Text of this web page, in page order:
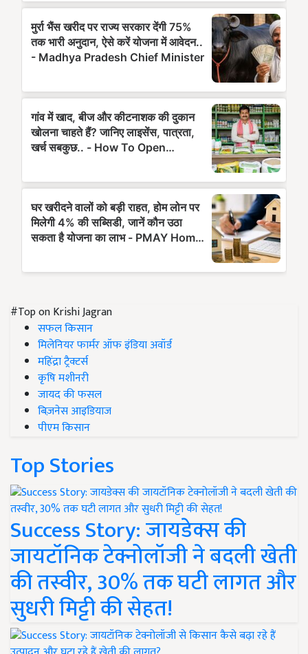
#Top on Krishi Jagran
सफल किसान
मिलेनियर फार्मर ऑफ इंडिया अवॉर्ड
महिंद्रा ट्रैक्टर्स
कृषि मशीनरी
जायद की फसल
बिज़नेस आइडियाज
पीएम किसान
Top Stories
Success Story: जायडेक्स की
जायटॉनिक टेक्नोलॉजी ने बदली खेती
की तस्वीर, 30% तक घटी लागत और
सुधरी मिट्टी की सेहत!